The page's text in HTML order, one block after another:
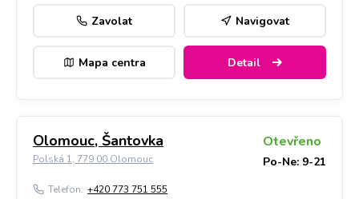
Zavolat Navigovat
Mapa centra Detail
Olomouc, Šantovka
Polská 1, 779 00 Olomouc
Otevřeno
Po-Ne: 9-21
Telefon: +420 773 751 555